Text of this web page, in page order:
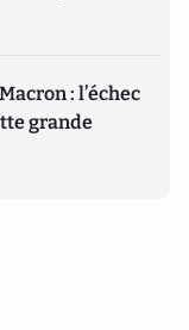
: l’échec
grande